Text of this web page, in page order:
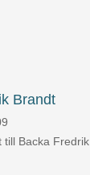
Brandt
till Backa Fredrik